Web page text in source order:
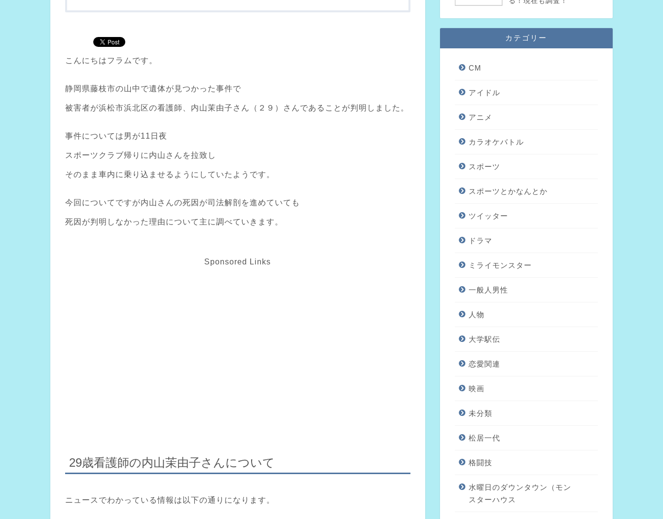
こんにちはフラムです。
静岡県藤枝市の山中で遺体が見つかった事件で
被害者が浜松市浜北区の看護師、内山茉由子さん（２９）さんであることが判明しました。
事件については男が11日夜
スポーツクラブ帰りに内山さんを拉致し
そのまま車内に乗り込ませるようにしていたようです。
今回についてですが内山さんの死因が司法解剖を進めていても
死因が判明しなかった理由について主に調べていきます。
Sponsored Links
29歳看護師の内山茉由子さんについて
ニュースでわかっている情報は以下の通りになります。
カテゴリー
CM
アイドル
アニメ
カラオケバトル
スポーツ
スポーツとかなんとか
ツイッター
ドラマ
ミライモンスター
一般人男性
人物
大学駅伝
恋愛関連
映画
未分類
松居一代
格闘技
水曜日のダウンタウン（モン
スターハウス